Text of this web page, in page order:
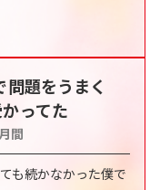
問題をうまく
ってた
間
も続かなかった僕で